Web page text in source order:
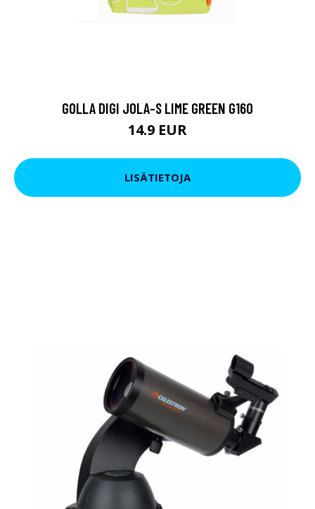
GOLLA DIGI JOLA-S LIME GREEN G160
14.9 EUR
LISÄTIETOJA